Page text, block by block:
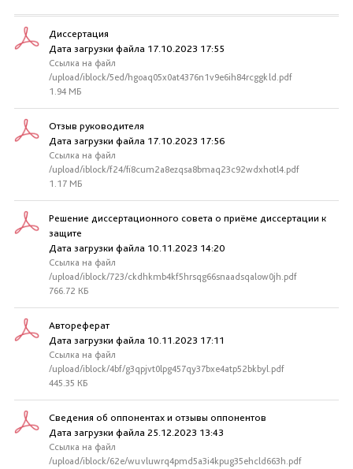
Диссертация
Дата загрузки файла 17.10.2023 17:55
Ссылка на файл
/upload/iblock/5ed/hgoaq05x0at4376n1v9e6ih84rcggkld.pdf
1.94 МБ
Отзыв руководителя
Дата загрузки файла 17.10.2023 17:56
Ссылка на файл
/upload/iblock/f24/fi8cum2a8ezqsa8bmaq23c92wdxhotl4.pdf
1.17 МБ
Решение диссертационного совета о приёме диссертации к
защите
Дата загрузки файла 10.11.2023 14:20
Ссылка на файл
/upload/iblock/723/ckdhkmb4kf5hrsqg66snaadsqalow0jh.pdf
766.72 КБ
Автореферат
Дата загрузки файла 10.11.2023 17:11
Ссылка на файл
/upload/iblock/4bf/g3qpjvt0lpg457qy37bxe4atp52bkbyl.pdf
445.35 КБ
Сведения об оппонентах и отзывы оппонентов
Дата загрузки файла 25.12.2023 13:43
Ссылка на файл
/upload/iblock/62e/wuvluwrq4pmd5a3i4kpug35ehcld663h.pdf